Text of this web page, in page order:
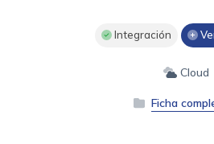
Integración
Cloud
Ficha